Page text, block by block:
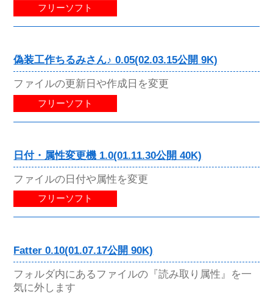
フリーソフト
偽装工作ちるみさん♪ 0.05(02.03.15公開 9K)
ファイルの更新日や作成日を変更
フリーソフト
日付・属性変更機 1.0(01.11.30公開 40K)
ファイルの日付や属性を変更
フリーソフト
Fatter 0.10(01.07.17公開 90K)
フォルダ内にあるファイルの『読み取り属性』を一
気に外します